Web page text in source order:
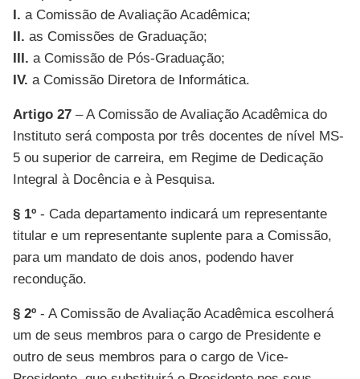
I. a Comissão de Avaliação Acadêmica;
II. as Comissões de Graduação;
III. a Comissão de Pós-Graduação;
IV. a Comissão Diretora de Informática.
Artigo 27 – A Comissão de Avaliação Acadêmica do
Instituto será composta por três docentes de nível MS-
5 ou superior de carreira, em Regime de Dedicação
Integral à Docência e à Pesquisa.
§ 1º - Cada departamento indicará um representante
titular e um representante suplente para a Comissão,
para um mandato de dois anos, podendo haver
recondução.
§ 2º - A Comissão de Avaliação Acadêmica escolherá
um de seus membros para o cargo de Presidente e
outro de seus membros para o cargo de Vice-